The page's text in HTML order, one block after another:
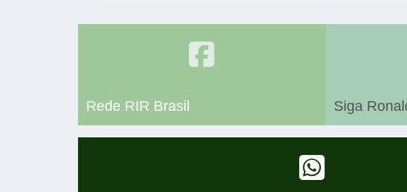
Rede RIR Brasil Siga